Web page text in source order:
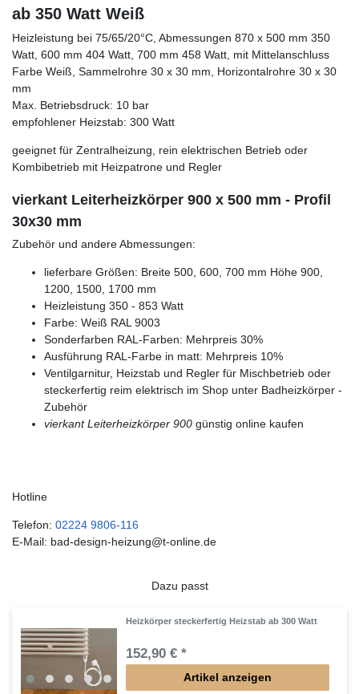
ab 350 Watt Weiß
Heizleistung bei 75/65/20°C, Abmessungen 870 x 500 mm 350
Watt, 600 mm 404 Watt, 700 mm 458 Watt, mit Mittelanschluss
Farbe Weiß, Sammelrohre 30 x 30 mm, Horizontalrohre 30 x 30
mm
Max. Betriebsdruck: 10 bar
empfohlener Heizstab: 300 Watt
geeignet für Zentralheizung, rein elektrischen Betrieb oder
Kombibetrieb mit Heizpatrone und Regler
vierkant Leiterheizkörper 900 x 500 mm - Profil
30x30 mm
Zubehör und andere Abmessungen:
lieferbare Größen: Breite 500, 600, 700 mm Höhe 900,
1200, 1500, 1700 mm
Heizleistung 350 - 853 Watt
Farbe: Weiß RAL 9003
Sonderfarben RAL-Farben: Mehrpreis 30%
Ausführung RAL-Farbe in matt: Mehrpreis 10%
Ventilgarnitur, Heizstab und Regler für Mischbetrieb oder
steckerfertig reim elektrisch im Shop unter Badheizkörper -
Zubehör
vierkant Leiterheizkörper 900 günstig online kaufen
Hotline
Telefon: 02224 9806-116
E-Mail: bad-design-heizung@t-online.de
Dazu passt
Heizkörper steckerfertig Heizstab ab 300 Watt
152,90 € *
Artikel anzeigen